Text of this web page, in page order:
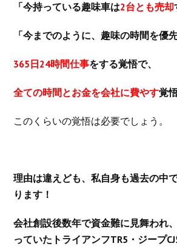
「今持っている趣味車は2台とも売却
「今までのように、趣味の時間を優
365日24時間仕事をする覚悟で、
全ての時間とお金を会社に費やす覚
このくらいの覚悟は必要でしょう。
理由は違えども、私自身も過去の中
ります！
会社創設後数年で資金難に見舞われ
っていたトライアンフTR5・ジープ